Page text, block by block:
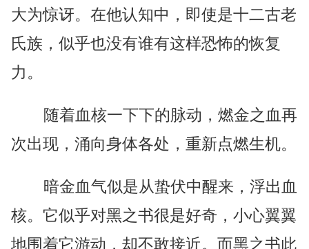
大为惊讶。在他认知中，即使是十二古老
氏族，似乎也没有谁有这样恐怖的恢复
力。
随着血核一下下的脉动，燃金之血再
次出现，涌向身体各处，重新点燃生机。
暗金血气似是从蛰伏中醒来，浮出血
核。它似乎对黑之书很是好奇，小心翼翼
地围着它游动，却不敢接近。而黑之书此